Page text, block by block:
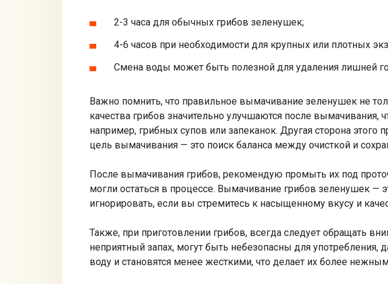
2-3 часа для обычных грибов зеленушек;
4-6 часов при необходимости для крупных или плотных
Смена воды может быть полезной для удаления лишней
Важно помнить, что правильное вымачивание зеленушек не
качества грибов значительно улучшаются после
например, грибных супов или запеканок. Другая сторона этого
цель вымачивания — это поиск баланса между очисткой и
После вымачивания грибов, рекомендую промыть их под
могли остаться в процессе. Вымачивание грибов зеленушек —
игнорировать, если вы стремитесь к насыщенному вкусу и
Также, при приготовлении грибов, всегда следует обращать
неприятный запах, могут быть небезопасны для
воду и становятся менее жесткими, что делает их более